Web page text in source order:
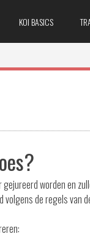
KOI BASICS
worden en
volgens de regels van